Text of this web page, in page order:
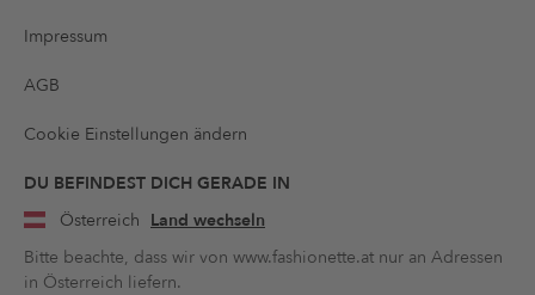
Impressum
AGB
Cookie Einstellungen ändern
DU BEFINDEST DICH GERADE IN
Österreich Land wechseln
Bitte beachte, dass wir von www.fashionette.at nur an Adressen
in Österreich liefern.